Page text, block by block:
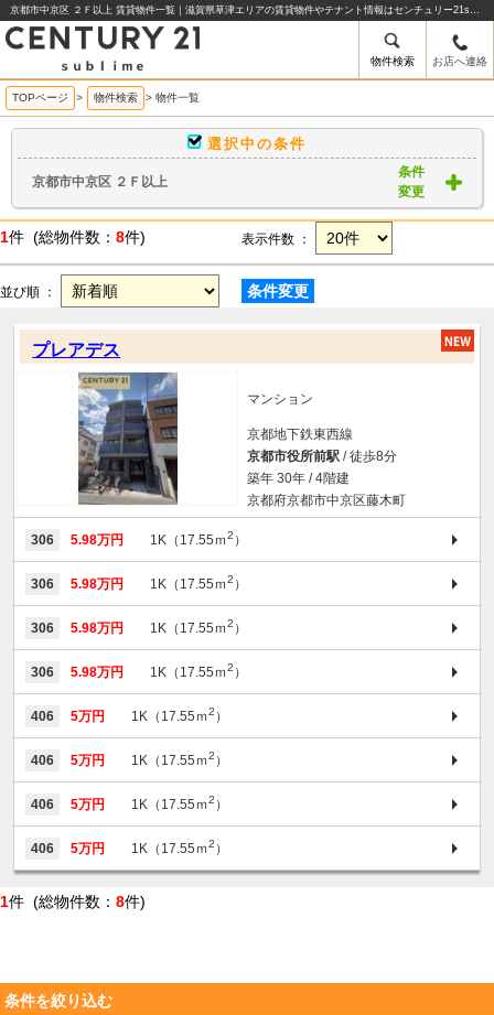
京都市中京区 ２Ｆ以上 賃貸物件一覧｜滋賀県草津エリアの賃貸物件やテナント情報はセンチュリー21sublime
物件検索 お店へ連絡
TOPページ > 物件検索 > 物件一覧
選択中の条件
京都市中京区 ２Ｆ以上
条件
変更
1件 (総物件数： 8件) 表示件数 ：
並び順 ： 条件変更
プレアデス
マンション
京都地下鉄東西線
京都市役所前駅 / 徒歩8分
築年 30年 / 4階建
京都府京都市中京区藤木町
306 5.98万円 1K（17.55ｍ2 ）
306 5.98万円 1K（17.55ｍ2 ）
306 5.98万円 1K（17.55ｍ2 ）
306 5.98万円 1K（17.55ｍ2 ）
406 5万円 1K（17.55ｍ2 ）
406 5万円 1K（17.55ｍ2 ）
406 5万円 1K（17.55ｍ2 ）
406 5万円 1K（17.55ｍ2 ）
1件 (総物件数： 8件)
条件を絞り込む